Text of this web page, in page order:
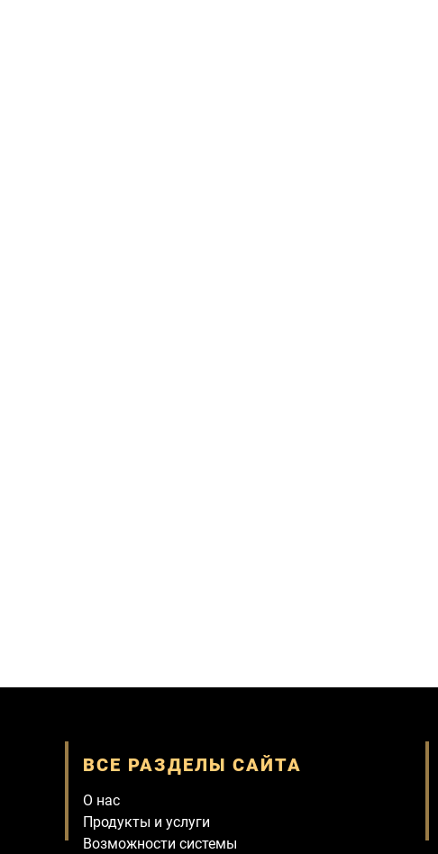
ВСЕ РАЗДЕЛЫ САЙТА
О нас
Продукты и услуги
Возможности системы